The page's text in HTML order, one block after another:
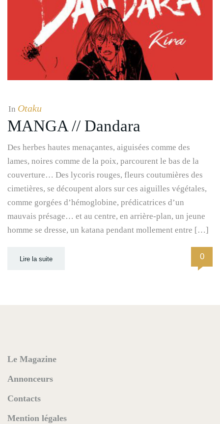
In Otaku
MANGA // Dandara
Des herbes hautes menaçantes, aiguisées comme des
lames, noires comme de la poix, parcourent le bas de la
couverture… Des lycoris rouges, fleurs coutumières des
cimetières, se découpent alors sur ces aiguilles végétales,
comme gorgées d’hémoglobine, prédicatrices d’un
mauvais présage… et au centre, en arrière-plan, un jeune
homme se dresse, un katana pendant mollement entre […]
Lire la suite 0
Le Magazine
Annonceurs
Contacts
Mention légales